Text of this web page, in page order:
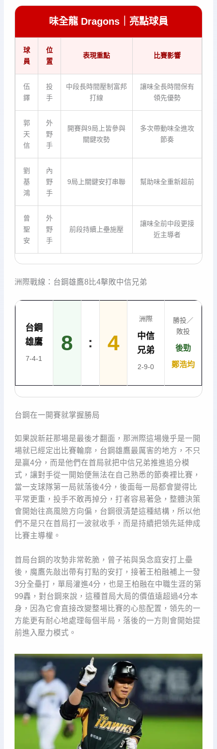
味全龍 Dragons｜亮點球員
球
員
位
置
表現重點 比賽影響
伍
鐸
投
手
中段長時間壓制富邦
打線
讓味全長時間保有
領先優勢
郭
天
信
外
野
手
開賽與9局上皆參與
關鍵攻勢
多次帶動味全進攻
節奏
劉
基
鴻
內
野
手
9局上關鍵安打串聯 幫助味全重新超前
曾
聖
安
外
野
手
前段持續上壘施壓
讓味全前中段更接
近主導者
洲際戰線：台鋼雄鷹8比4擊敗中信兄弟
台鋼
雄鷹
7-4-1
8 : 4
洲際
中信
兄弟
2-9-0
勝投／
敗投
後勁
鄭浩均
台鋼在一開賽就掌握勝局
如果說新莊那場是最後才翻面，那洲際這場幾乎是一開
場就已經定出比賽輪廓，台鋼雄鷹最厲害的地方，不只
是贏4分，而是他們在首局就把中信兄弟推進追分模
式，讓對手從一開始便無法在自己熟悉的節奏裡比賽，
當一支球隊第一局就落後4分，後面每一局都會變得比
平常更重，投手不敢再掉分，打者容易著急，整體決策
會開始往高風險方向偏，台鋼很清楚這種結構，所以他
們不是只在首局打一波就收手，而是持續把領先延伸成
比賽主導權。
首局台鋼的攻勢非常乾脆，曾子祐與吳念庭安打上壘
後，魔鷹先敲出帶有打點的安打，接著王柏融補上一發
3分全壘打，單局灌進4分，也是王柏融在中職生涯的第
99轟，對台鋼來說，這種首局大局的價值遠超過4分本
身，因為它會直接改變整場比賽的心態配置，領先的一
方能更有耐心地處理每個半局，落後的一方則會開始提
前進入壓力模式。